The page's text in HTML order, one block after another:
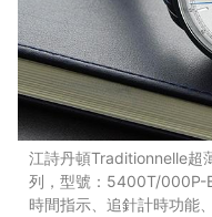
江詩丹頓Traditionnelle超
列，型號：5400T/000P-
時間指示、追針計時功能